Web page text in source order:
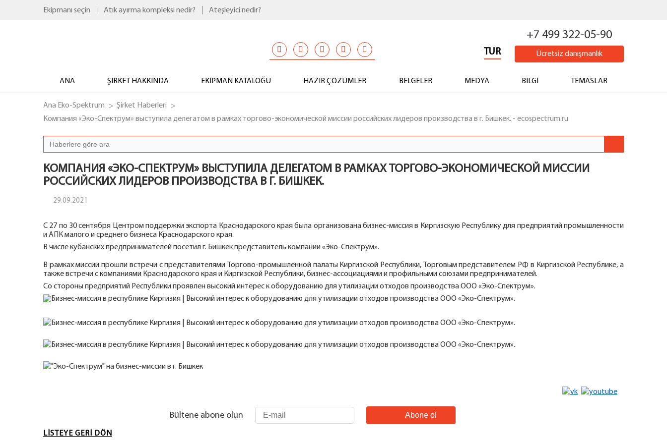
Ekipmanı seçin Atık ayırma kompleksi nedir? Ateşleyici nedir?
+7 499 322-05-90
Ücretsiz danışmanlık
TUR
ANA ŞIRKET HAKKINDA EKIPMAN KATALOĞU HAZIR ÇÖZÜMLER BELGELER MEDYA BILGI TEMASLAR
Ana Eko-Spektrum
Şirket Haberleri
Компания «Эко-Спектрум» выступила делегатом в рамках торгово-экономической миссии российских лидеров производства в г. Бишкек. - ecospectrum.ru
КОМПАНИЯ «ЭКО-СПЕКТРУМ» ВЫСТУПИЛА ДЕЛЕГАТОМ В РАМКАХ ТОРГОВО-ЭКОНОМИЧЕСКОЙ МИССИИ
РОССИЙСКИХ ЛИДЕРОВ ПРОИЗВОДСТВА В Г. БИШКЕК.
29.09.2021
С 27 по 30 сентября Центром поддержки экспорта Краснодарского края была организована бизнес-миссия в Киргизскую Республику для предприятий промышленности
и АПК малого и среднего бизнеса Краснодарского края.
В числе кубанских предпринимателей посетил г. Бишкек представитель компании «Эко-Спектрум».
В рамках миссии прошли встречи с представителями Торгово-промышленной палаты Киргизской Республики, Торговым представителем РФ в Киргизской Республике, а
также встречи с компаниями Краснодарского края и Киргизской Республики, бизнес-ассоциациями и профильными союзами предпринимателей.
Со стороны предприятий Республики проявлен высокий интерес к оборудованию для утилизации отходов производства ООО «Эко-Спектрум».
Bültene abone olun
LISTEYE GERI DÖN